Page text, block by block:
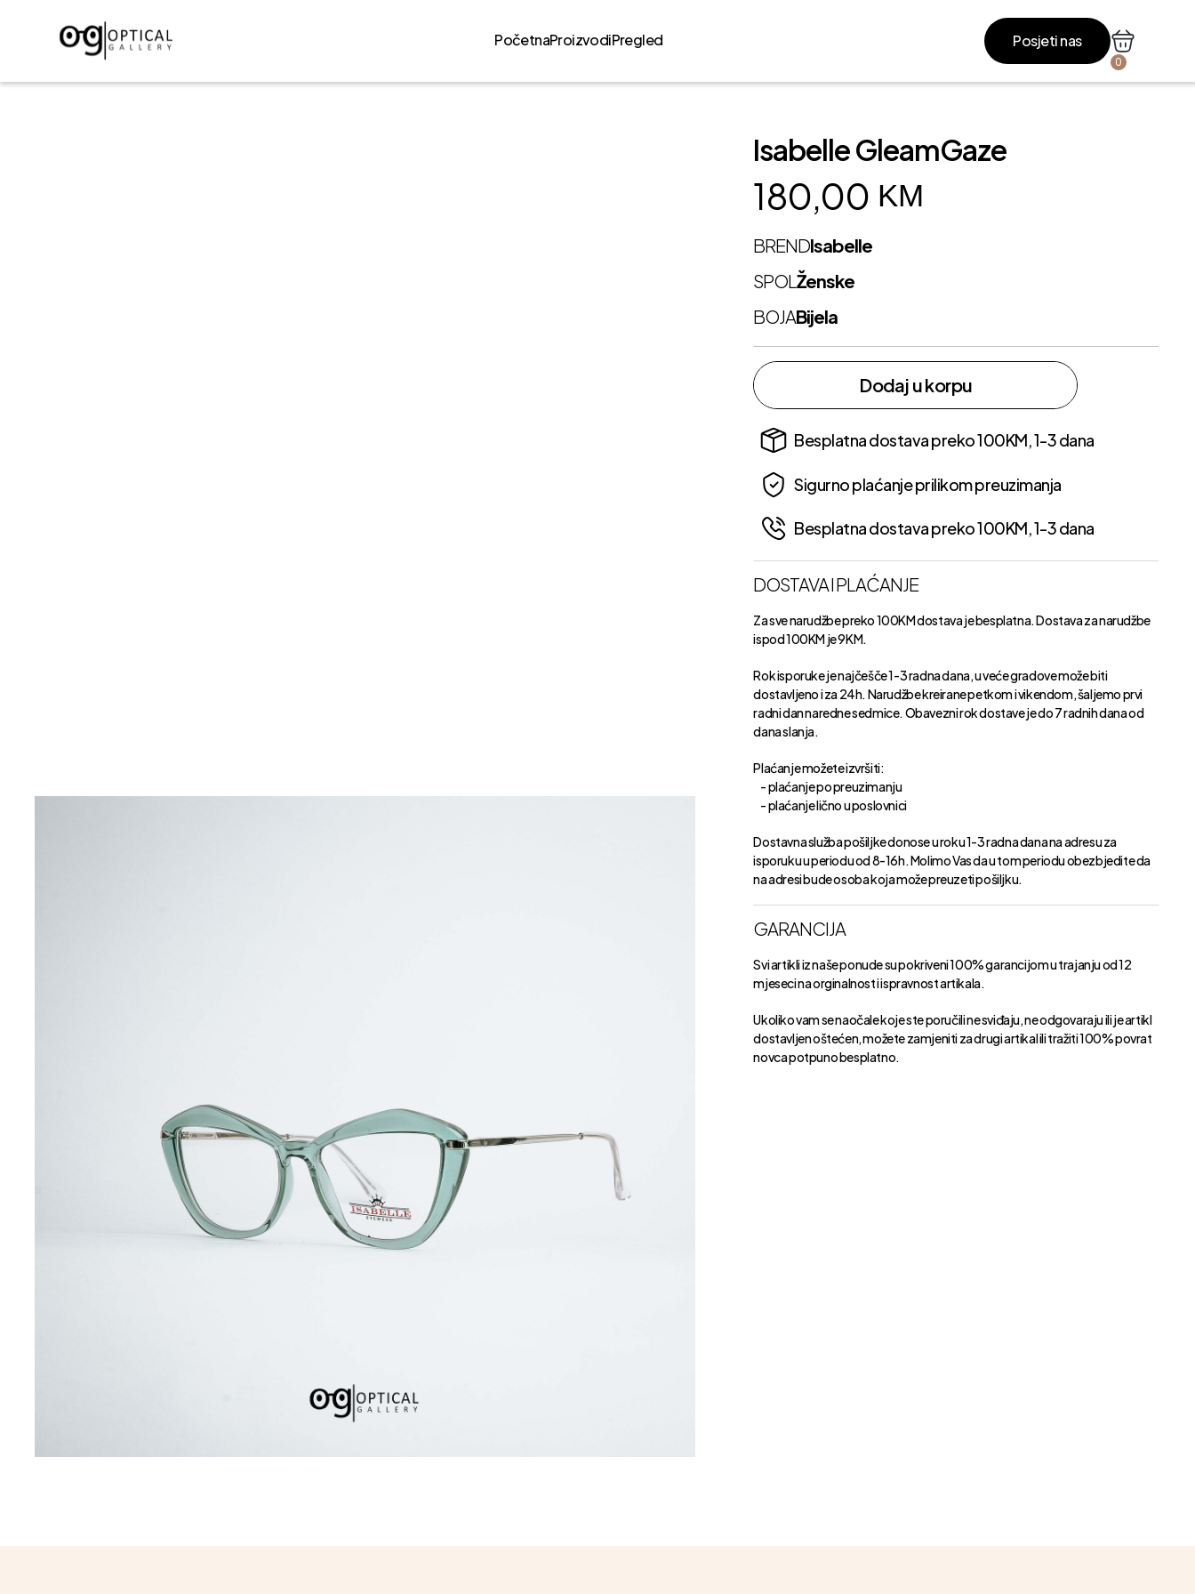
PočetnaProizvodiPregled Posjeti nas
0
Isabelle GleamGaze
180,00 KM
BRENDIsabelle
SPOLŽenske
BOJABijela
Dodaj u korpu
Besplatna dostava preko 100KM, 1-3 dana
Sigurno plaćanje prilikom preuzimanja
Besplatna dostava preko 100KM, 1-3 dana
DOSTAVA I PLAĆANJE
Za sve narudžbe preko 100KM dostava je besplatna. Dostava za narudžbe
ispod 100KM je 9KM.
Rok isporuke je najčešče 1-3 radna dana, u veće gradove može biti
dostavljeno i za 24h. Narudžbe kreirane petkom i vikendom, šaljemo prvi
radni dan naredne sedmice. Obavezni rok dostave je do 7 radnih dana od
dana slanja.
Plaćanje možete izvršiti:
- plaćanje po preuzimanju
- plaćanje lično u poslovnici
Dostavna služba pošiljke donose u roku 1-3 radna dana na adresu za
isporuku u periodu od 8-16h. Molimo Vas da u tom periodu obezbjedite da
na adresi bude osoba koja može preuzeti pošiljku.
GARANCIJA
Svi artikli iz naše ponude su pokriveni 100% garancijom u trajanju od 12
mjeseci na orginalnost i ispravnost artikala.
Ukoliko vam se naočale koje ste poručili ne sviđaju, ne odgovaraju ili je artikl
dostavljen oštećen, možete zamjeniti za drugi artikal ili tražiti 100% povrat
novca potpuno besplatno.